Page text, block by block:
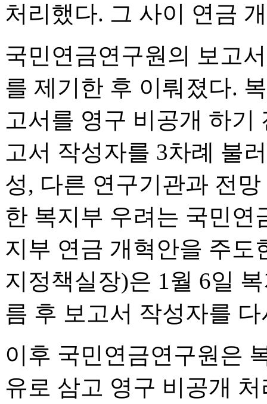
처리했다. 그 사이 연금
국민연금연구원의 보고
를 제기한 후 이뤄졌다.
고서를 영구 비공개 하기
고서 작성자를 3차례 불
성, 다른 연구기관과 전
한 복지부 우려는 국민연
지부 연금 개혁안을 주도
지정책실장)은 1월 6일
름 후 보고서 작성자를
이후 국민연금연구원은
유로 삼고 영구 비공개